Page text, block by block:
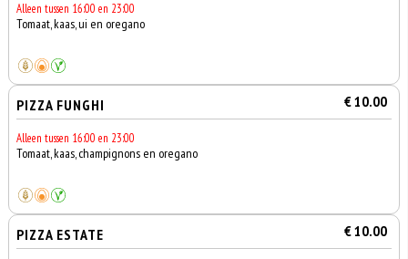
Alleen tussen 16:00 en 23:00
Tomaat, kaas, ui en oregano
PIZZA FUNGHI € 10.00
Alleen tussen 16:00 en 23:00
Tomaat, kaas, champignons en oregano
PIZZA ESTATE € 10.00